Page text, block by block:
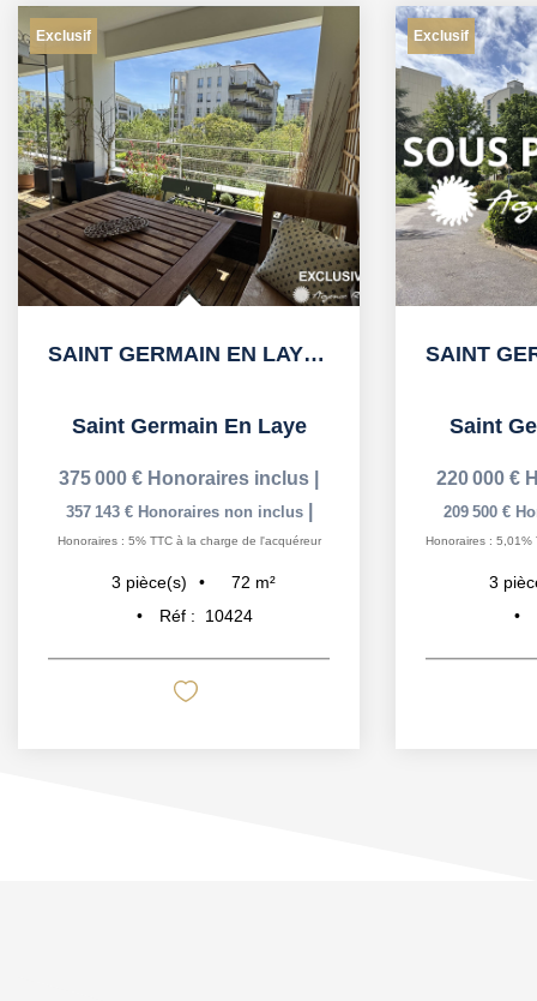
Exclusif
SAINT GERMAIN EN LAYE Tram à 2' , Lycée International et...
Saint Germain En Laye
375 000 € Honoraires inclus
357 143 € Honoraires non inclus
Honoraires : 5% TTC à la charge de l'acquéreur
3 pièce(s) 72 m²
Réf :
10424
Exclusif
Saint
220 000 €
209 500 €
Honoraires : 5,01%
3